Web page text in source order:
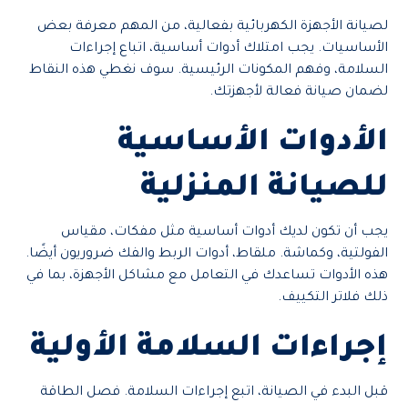
لصيانة الأجهزة الكهربائية بفعالية، من المهم معرفة بعض
الأساسيات. يجب امتلاك أدوات أساسية، اتباع إجراءات
السلامة، وفهم المكونات الرئيسية. سوف نغطي هذه النقاط
لضمان صيانة فعالة لأجهزتك.
الأدوات الأساسية
للصيانة المنزلية
يجب أن تكون لديك أدوات أساسية مثل مفكات، مقياس
الفولتية، وكماشة. ملقاط، أدوات الربط والفك ضروريون أيضًا.
هذه الأدوات تساعدك في التعامل مع مشاكل الأجهزة، بما في
ذلك فلاتر التكييف.
إجراءات السلامة الأولية
قبل البدء في الصيانة، اتبع إجراءات السلامة. فصل الطاقة